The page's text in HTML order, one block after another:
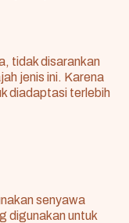
tidak disarankan
jenis ini. Karena
diadaptasi terlebih
senyawa
digunakan untuk